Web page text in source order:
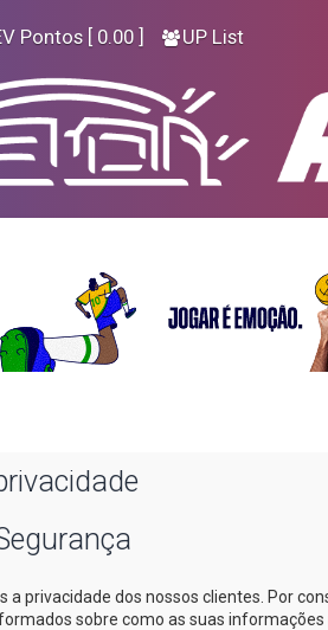
Pontos [ 0.00 ] UP List
a privacidade dos nossos clientes. Por
sobre como as suas